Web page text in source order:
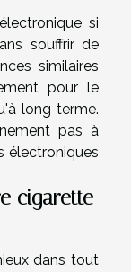
si
souffrir de
similaires
pour le
long terme.
pas à
électroniques
cigarette
dans tout